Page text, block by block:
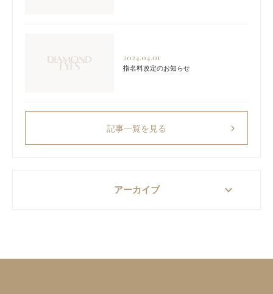
2024.04.01
指名料改定のお知らせ
記事一覧を見る chevron_right
アーカイブ keyboard_arrow_down